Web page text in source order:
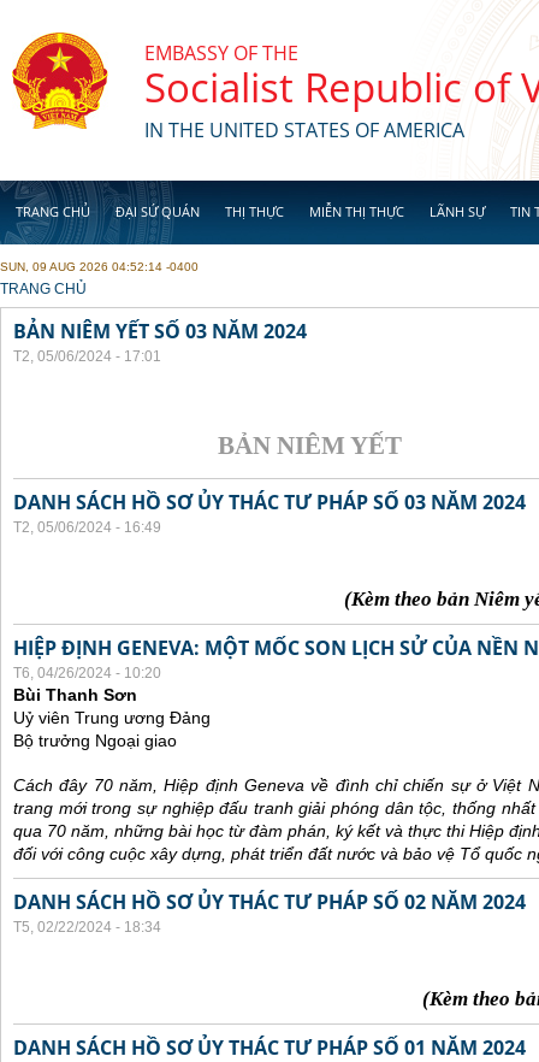
EMBASSY OF THE
Socialist Republic of
IN THE UNITED STATES OF AMERICA
TRANG CHỦ ĐẠI SỨ QUÁN THỊ THỰC MIỄN THỊ THỰC LÃNH SỰ TIN
SUN, 09 AUG 2026 04:52:14 -0400
YOU ARE HERE
TRANG CHỦ
BẢN NIÊM YẾT SỐ 03 NĂM 2024
T2, 05/06/2024 - 17:01
BẢN NIÊM YẾT
DANH SÁCH HỒ SƠ ỦY THÁC TƯ PHÁP SỐ 03 NĂM 2024
T2, 05/06/2024 - 16:49
(Kèm theo bản Niêm
HIỆP ĐỊNH GENEVA: MỘT MỐC SON LỊCH SỬ CỦA NỀN
T6, 04/26/2024 - 10:20
Bùi Thanh Sơn
Uỷ viên Trung ương Đảng
Bộ trưởng Ngoại giao
Cách đây 70 năm, Hiệp định Geneva về đình chỉ chiến sự ở Việt
trang mới trong sự nghiệp đấu tranh giải phóng dân tộc, thống
qua 70 năm, những bài học từ đàm phán, ký kết và thực thi Hiệp
đối với công cuộc xây dựng, phát triển đất nước và bảo vệ Tổ quốc
DANH SÁCH HỒ SƠ ỦY THÁC TƯ PHÁP SỐ 02 NĂM 2024
T5, 02/22/2024 - 18:34
(Kèm theo
DANH SÁCH HỒ SƠ ỦY THÁC TƯ PHÁP SỐ 01 NĂM 2024